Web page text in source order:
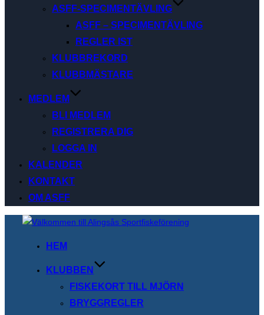
ASFF-SPECIMENTÄVLING
ASFF – SPECIMENTÄVLING
REGLER IST
KLUBBREKORD
KLUBBMÄSTARE
MEDLEM
BLI MEDLEM
REGISTRERA DIG
LOGGA IN
KALENDER
KONTAKT
OM ASFF
Hoppa
HEM
KLUBBEN
FISKEKORT TILL MJÖRN
BRYGGREGLER